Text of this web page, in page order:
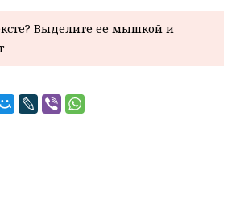
Выделите ее мышкой и